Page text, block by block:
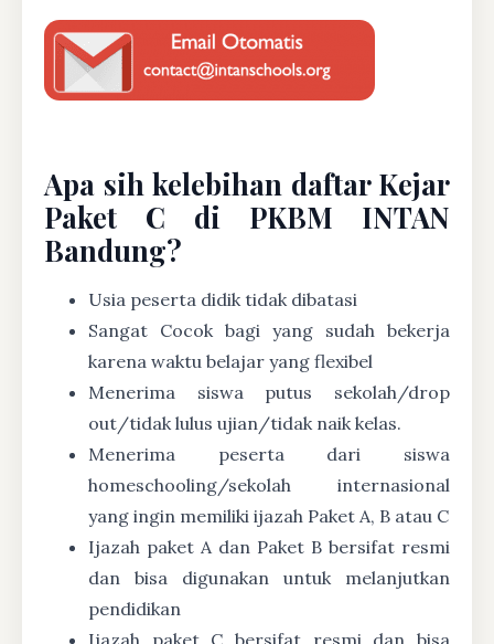
Apa sih kelebihan daftar Kejar
Paket C di PKBM INTAN
Bandung?
Usia peserta didik tidak dibatasi
Sangat Cocok bagi yang sudah bekerja
karena waktu belajar yang flexibel
Menerima siswa putus sekolah/drop
out/tidak lulus ujian/tidak naik kelas.
Menerima peserta dari siswa
homeschooling/sekolah internasional
yang ingin memiliki ijazah Paket A, B atau C
Ijazah paket A dan Paket B bersifat resmi
dan bisa digunakan untuk melanjutkan
pendidikan
Ijazah paket C bersifat resmi dan bisa